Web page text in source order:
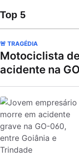
Top 5
🚨 TRAGÉDIA
Motociclista
acidente na